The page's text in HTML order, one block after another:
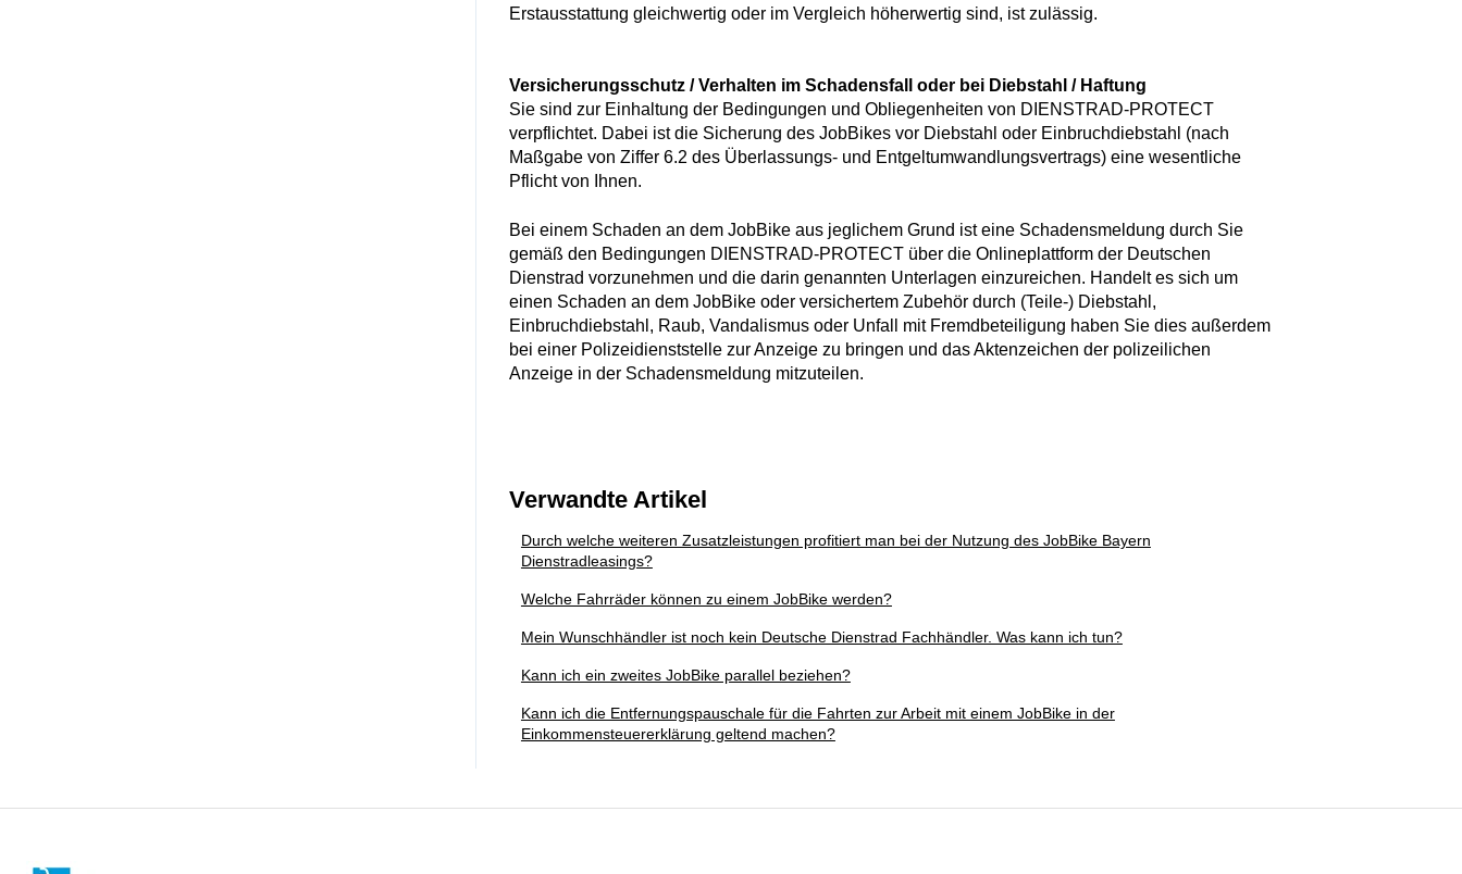
Erstausstattung gleichwertig oder im Vergleich höherwertig sind, ist zulässig.
Versicherungsschutz / Verhalten im Schadensfall oder bei Diebstahl / Haftung
Sie sind zur Einhaltung der Bedingungen und Obliegenheiten von DIENSTRAD-PROTECT
verpflichtet. Dabei ist die Sicherung des JobBikes vor Diebstahl oder Einbruchdiebstahl (nach
Maßgabe von Ziffer 6.2 des Überlassungs- und Entgeltumwandlungsvertrags) eine wesentliche
Pflicht von Ihnen.
Bei einem Schaden an dem JobBike aus jeglichem Grund ist eine Schadensmeldung durch Sie
gemäß den Bedingungen DIENSTRAD-PROTECT über die Onlineplattform der Deutschen
Dienstrad vorzunehmen und die darin genannten Unterlagen einzureichen. Handelt es sich um
einen Schaden an dem JobBike oder versichertem Zubehör durch (Teile-) Diebstahl,
Einbruchdiebstahl, Raub, Vandalismus oder Unfall mit Fremdbeteiligung haben Sie dies außerdem
bei einer Polizeidienststelle zur Anzeige zu bringen und das Aktenzeichen der polizeilichen
Anzeige in der Schadensmeldung mitzuteilen.
Verwandte Artikel
Durch welche weiteren Zusatzleistungen profitiert man bei der Nutzung des JobBike Bayern
Dienstradleasings?
Welche Fahrräder können zu einem JobBike werden?
Mein Wunschhändler ist noch kein Deutsche Dienstrad Fachhändler. Was kann ich tun?
Kann ich ein zweites JobBike parallel beziehen?
Kann ich die Entfernungspauschale für die Fahrten zur Arbeit mit einem JobBike in der
Einkommensteuererklärung geltend machen?